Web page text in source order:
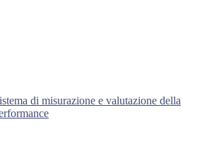
di misurazione e valutazione della